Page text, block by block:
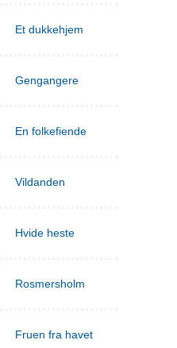
Et dukkehjem
Gengangere
En folkefiende
Vildanden
Hvide heste
Rosmersholm
Fruen fra havet